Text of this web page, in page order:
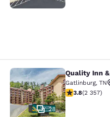
Quality Inn &
28
Quality Inn
Gatlinburg, TN
3.81 étoiles.
3.8(2 357)